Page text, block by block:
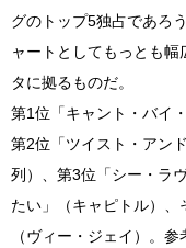
グのトップ5独占であろ
ャートとしてもっとも
タに拠るものだ。
第1位「キャント・バイ
第2位「ツイスト・アン
列）、第3位「シー・ラ
たい」（キャピトル）、
（ヴィー・ジェイ）。